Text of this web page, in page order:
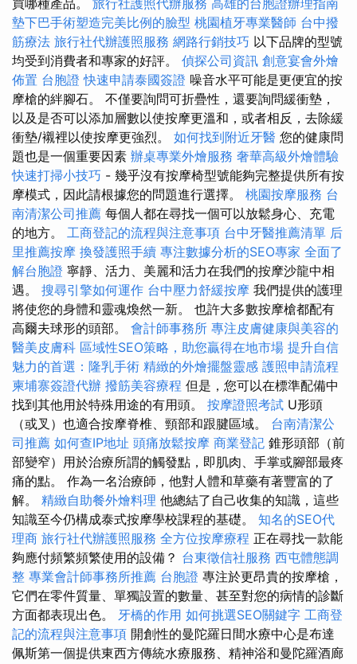
買哪種產品。 旅行社護照代辦服務 高雄的台胞證辦理指南
墊下巴手術塑造完美比例的臉型 桃園植牙專業醫師 台中撥
筋療法 旅行社代辦護照服務 網路行銷技巧 以下品牌的型號
均受到消費者和專家的好評。 偵探公司資訊 創意宴會外燴
佈置 台胞證 快速申請泰國簽證 噪音水平可能是更便宜的按
摩槍的絆腳石。 不僅要詢問可折疊性，還要詢問緩衝墊，
以及是否可以添加層數以使按摩更溫和，或者相反，去除緩
衝墊/襯裡以使按摩更強烈。 如何找到附近牙醫 您的健康問
題也是一個重要因素 辦桌專業外燴服務 奢華高級外燴體驗
快速打掃小技巧 - 幾乎沒有按摩椅型號能夠完整提供所有按
摩模式，因此請根據您的問題進行選擇。 桃園按摩服務 台
南清潔公司推薦 每個人都在尋找一個可以放鬆身心、充電
的地方。 工商登記的流程與注意事項 台中牙醫推薦清單 后
里推薦按摩 換發護照手續 專注數據分析的SEO專家 全面了
解台胞證 寧靜、活力、美麗和活力在我們的按摩沙龍中相
遇。 搜尋引擎如何運作 台中壓力舒緩按摩 我們提供的護理
將使您的身體和靈魂煥然一新。 也許大多數按摩槍都配有
高爾夫球形的頭部。 會計師事務所 專注皮膚健康與美容的
醫美皮膚科 區域性SEO策略，助您贏得在地市場 提升自信
魅力的首選：隆乳手術 精緻的外燴擺盤靈感 護照申請流程
柬埔寨簽證代辦 撥筋美容療程 但是，您可以在標準配備中
找到其他用於特殊用途的有用頭。 按摩證照考試 U形頭
（或叉）也適合按摩脊椎、頸部和跟腱區域。 台南清潔公
司推薦 如何查IP地址 頭痛放鬆按摩 商業登記 錐形頭部（前
部變窄）用於治療所謂的觸發點，即肌肉、手掌或腳部最疼
痛的點。 作為一名治療師，他對人體和草藥有著豐富的了
解。 精緻自助餐外燴料理 他總結了自己收集的知識，這些
知識至今仍構成泰式按摩學校課程的基礎。 知名的SEO代
理商 旅行社代辦護照服務 全方位按摩療程 正在尋找一款能
夠應付頻繁頻繁使用的設備？ 台東徵信社服務 西屯體態調
整 專業會計師事務所推薦 台胞證 專注於更昂貴的按摩槍，
它們在零件質量、單獨設置的數量、甚至對您的病情的診斷
方面都表現出色。 牙橋的作用 如何挑選SEO關鍵字 工商登
記的流程與注意事項 開創性的曼陀羅日間水療中心是布達
佩斯第一個提供東西方傳統水療服務、精神浴和曼陀羅酒廊